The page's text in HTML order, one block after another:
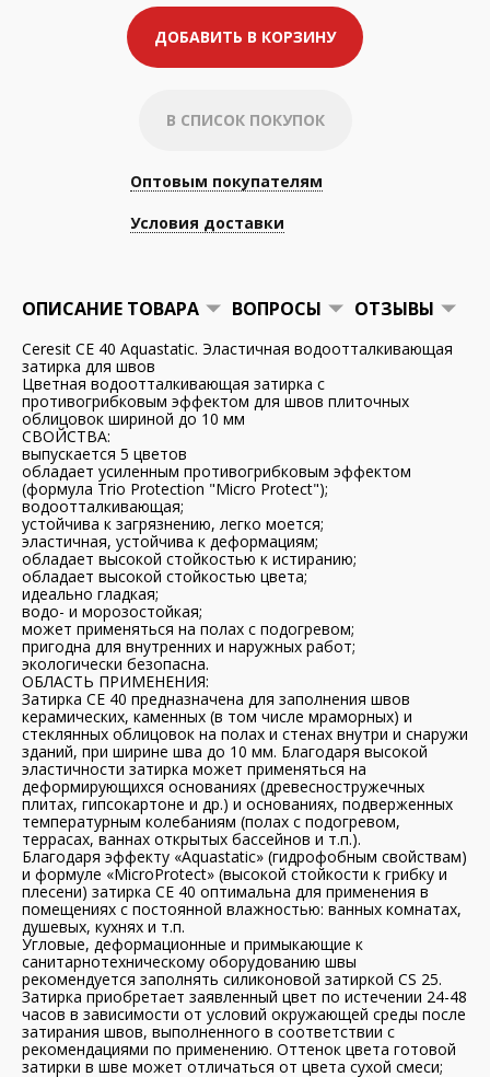
ДОБАВИТЬ В КОРЗИНУ
В СПИСОК ПОКУПОК
Оптовым покупателям
Условия доставки
ОПИСАНИЕ ТОВАРА ВОПРОСЫ ОТЗЫВЫ
Ceresit СЕ 40 Aquastatic. Эластичная водоотталкивающая
затирка для швов
Цветная водоотталкивающая затирка с
противогрибковым эффектом для швов плиточных
облицовок шириной до 10 мм
СВОЙСТВА:
выпускается 5 цветов
обладает усиленным противогрибковым эффектом
(формула Trio Protection "Micro Protect");
водоотталкивающая;
устойчива к загрязнению, легко моется;
эластичная, устойчива к деформациям;
обладает высокой стойкостью к истиранию;
обладает высокой стойкостью цвета;
идеально гладкая;
водо- и морозостойкая;
может применяться на полах с подогревом;
пригодна для внутренних и наружных работ;
экологически безопасна.
ОБЛАСТЬ ПРИМЕНЕНИЯ:
Затирка CE 40 предназначена для заполнения швов
керамических, каменных (в том числе мраморных) и
стеклянных облицовок на полах и стенах внутри и снаружи
зданий, при ширине шва до 10 мм. Благодаря высокой
эластичности затирка может применяться на
деформирующихся основаниях (древесностружечных
плитах, гипсокартоне и др.) и основаниях, подверженных
температурным колебаниям (полах с подогревом,
террасах, ваннах открытых бассейнов и т.п.).
Благодаря эффекту «Aquastatic» (гидрофобным свойствам)
и формуле «MicroProtect» (высокой стойкости к грибку и
плесени) затирка CE 40 оптимальна для применения в
помещениях с постоянной влажностью: ванных комнатах,
душевых, кухнях и т.п.
Угловые, деформационные и примыкающие к
санитарнотехническому оборудованию швы
рекомендуется заполнять силиконовой затиркой CS 25.
Затирка приобретает заявленный цвет по истечении 24-48
часов в зависимости от условий окружающей среды после
затирания швов, выполненного в соответствии с
рекомендациями по применению. Оттенок цвета готовой
затирки в шве может отличаться от цвета сухой смеси;